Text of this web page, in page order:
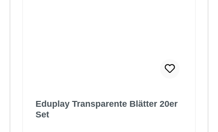
Eduplay Transparente Blätter 20er
Set